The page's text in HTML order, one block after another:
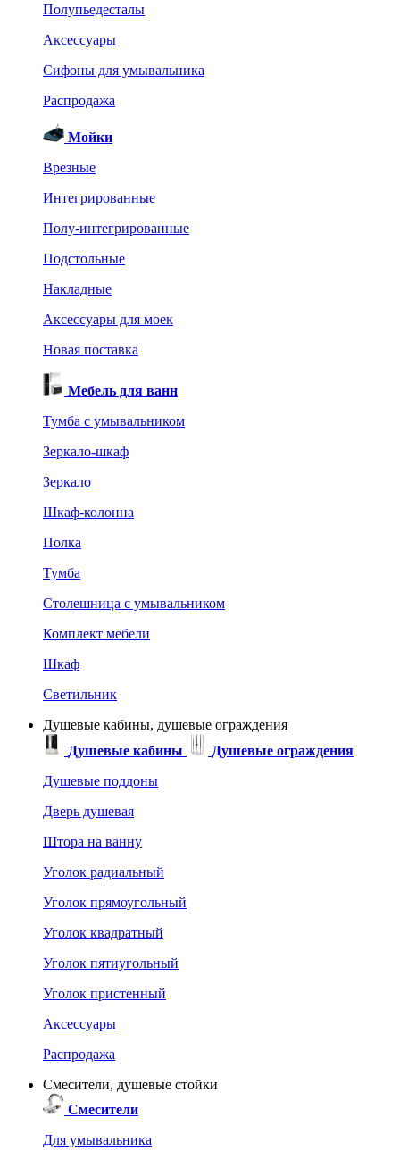
Полупьедесталы
Аксессуары
Сифоны для умывальника
Распродажа
Мойки
Врезные
Интегрированные
Полу-интегрированные
Подстольные
Накладные
Аксессуары для моек
Новая поставка
Мебель для ванн
Тумба с умывальником
Зеркало-шкаф
Зеркало
Шкаф-колонна
Полка
Тумба
Столешница с умывальником
Комплект мебели
Шкаф
Светильник
Душевые кабины, душевые ограждения
Душевые кабины
Душевые ограждения
Душевые поддоны
Дверь душевая
Штора на ванну
Уголок радиальный
Уголок прямоугольный
Уголок квадратный
Уголок пятиугольный
Уголок пристенный
Аксессуары
Распродажа
Смесители, душевые стойки
Смесители
Для умывальника